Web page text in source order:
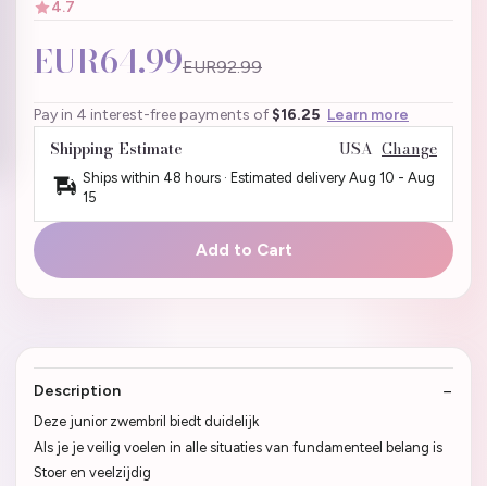
4.7
EUR64.99EUR92.99
Pay in 4 interest-free payments of $16.25 Learn more
Shipping Estimate USA Change
Ships within 48 hours · Estimated delivery Aug 10 - Aug
15
Add to Cart
Description
Deze junior zwembril biedt duidelijk
Als je je veilig voelen in alle situaties van fundamenteel belang is
Stoer en veelzijdig